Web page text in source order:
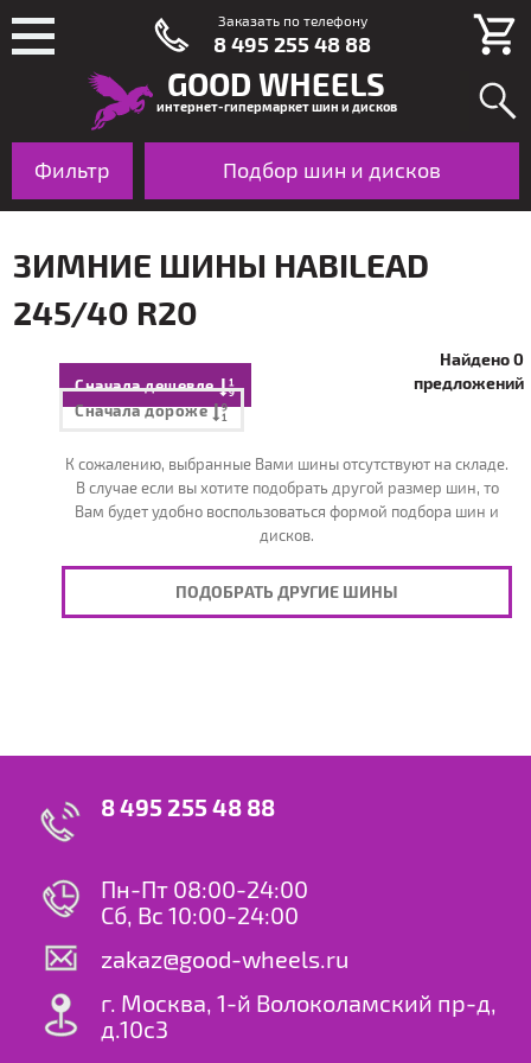
GOOD WHEELS
интернет-гипермаркет шин и дисков
Подбор шин и дисков
Фильтр Шины Диски По авто
ЗИМНИЕ ШИНЫ HABILEAD
245/40 R20
Сначала дешевле
Сначала дороже
Найдено 0
предложений
К сожалению, выбранные Вами шины отсутствуют на складе.
В случае если вы хотите подобрать другой размер шин, то
Вам будет удобно воспользоваться формой подбора шин и
дисков.
ПОДОБРАТЬ ДРУГИЕ ШИНЫ
8 495 255 48 88
Пн-Пт 08:00-24:00
Сб, Вс 10:00-24:00
zakaz@good-wheels.ru
г. Москва, 1-й Волоколамский пр-д,
д.10с3
Заказать по телефону
8 495 255 48 88